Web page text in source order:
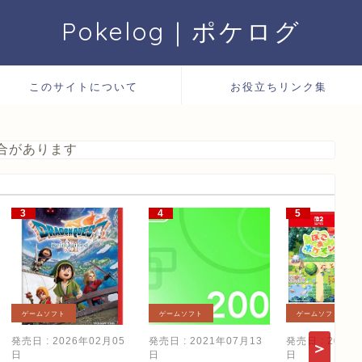
Pokelog｜ポケログ
このサイトについて お役立ちリンク集
があります
ゲームソフト
発売日 : 2026年02月05
日
ゲームソフト
発売日 : 2021年07月13
日
ゲームソフト
発売日 : 2026
日